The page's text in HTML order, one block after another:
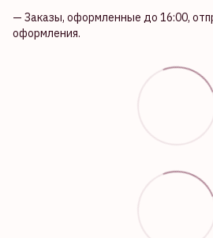
— Заказы, оформленные до 16:00,
оформления.